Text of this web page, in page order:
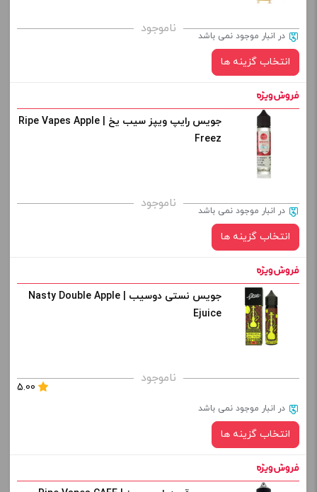
برای فعال شدن سبد خرید و نمایش قیمت ، گزینه های محصول را
از کادر بالا انتخاب کنید.
+
افزودن به سبد خرید
ناموجود در انبار موجود نمی باشد
انتخاب گزینه ها
نیکوتین:
برای فعال شدن سبد خرید و نمایش قیمت ، گزینه های محصول را
از کادر بالا انتخاب کنید.
+
افزودن به سبد خرید
جویس رایپ ویپز سیب یخ | Ripe Vapes Apple
Freez
ناموجود در انبار موجود نمی باشد
انتخاب گزینه ها
نیکوتین:
برای فعال شدن سبد خرید و نمایش قیمت ، گزینه های محصول را
+
جویس نستی دوسیب | Nasty Double Apple
Ejuice
ناموجود
5.00
در انبار موجود نمی باشد
انتخاب گزینه ها